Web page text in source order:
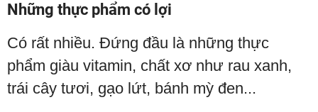
Những thực phẩm có lợi
Có rất nhiều. Đứng đầu là những thực
phẩm giàu vitamin, chất xơ như rau xanh,
trái cây tươi, gạo lứt, bánh mỳ đen...